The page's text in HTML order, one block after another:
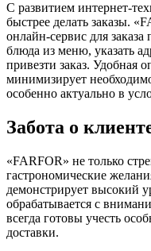
С развитием интернет-
быстрее делать заказы.
онлайн-сервис для
блюда из меню, указать
привезти заказ. Удобная
минимизирует
особенно актуально в
Забота о
«FARFOR» не только
гастрономические
демонстрирует высокий
обрабатывается с
всегда готовы учесть
доставки.